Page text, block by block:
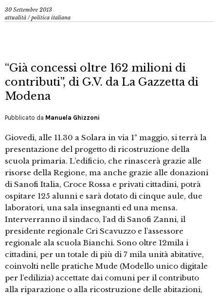
30 Settembre 2013
attualità /politica italiana
“Già concessi oltre 162 milioni di
contributi”, di G.V. da La Gazzetta di
Modena
Pubblicato da Manuela Ghizzoni
Giovedì, alle 11.30 a Solara in via 1° maggio, si terrà la
presentazione del progetto di ricostruzione della
scuola primaria. L’edificio, che rinascerà grazie alle
risorse della Regione, ma anche grazie alle donazioni
di Sanofi Italia, Croce Rossa e privati cittadini, potrà
ospitare 125 alunni e sarà dotato di cinque aule, due
laboratori, una sala insegnanti ed una mensa.
Interverranno il sindaco, l’ad di Sanofi Zanni, il
presidente regionale Cri Scavuzzo e l’assessore
regionale ala scuola Bianchi. Sono oltre 12mila i
cittadini, per un totale di più di 7 mila unità abitative,
coinvolti nelle pratiche Mude (Modello unico digitale
per l’edilizia) accettate dai comuni per il contributo
alla riparazione o alla ricostruzione delle abitazioni,